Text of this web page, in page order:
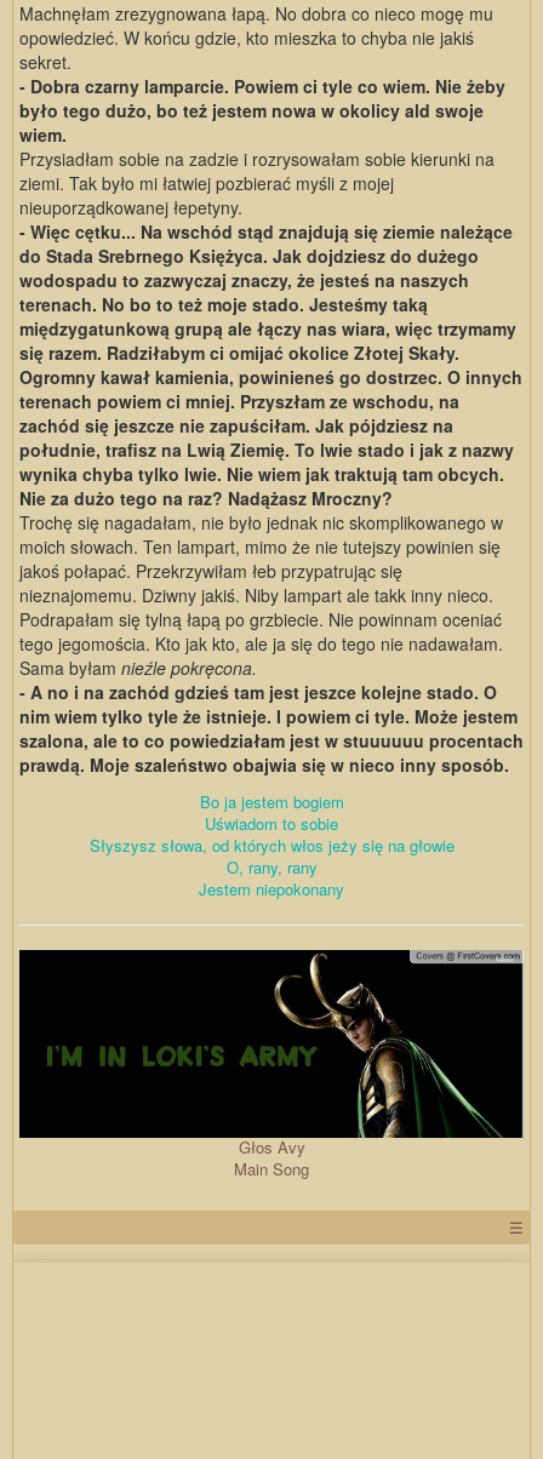
Machnęłam zrezygnowana łapą. No dobra co nieco mogę mu
opowiedzieć. W końcu gdzie, kto mieszka to chyba nie jakiś
sekret.
- Dobra czarny lamparcie. Powiem ci tyle co wiem. Nie żeby
było tego dużo, bo też jestem nowa w okolicy ald swoje
wiem.
Przysiadłam sobie na zadzie i rozrysowałam sobie kierunki na
ziemi. Tak było mi łatwiej pozbierać myśli z mojej
nieuporządkowanej łepetyny.
- Więc cętku... Na wschód stąd znajdują się ziemie należące
do Stada Srebrnego Księżyca. Jak dojdziesz do dużego
wodospadu to zazwyczaj znaczy, że jesteś na naszych
terenach. No bo to też moje stado. Jesteśmy taką
międzygatunkową grupą ale łączy nas wiara, więc trzymamy
się razem. Radziłabym ci omijać okolice Złotej Skały.
Ogromny kawał kamienia, powinieneś go dostrzec. O innych
terenach powiem ci mniej. Przyszłam ze wschodu, na
zachód się jeszcze nie zapuściłam. Jak pójdziesz na
południe, trafisz na Lwią Ziemię. To lwie stado i jak z nazwy
wynika chyba tylko lwie. Nie wiem jak traktują tam obcych.
Nie za dużo tego na raz? Nadążasz Mroczny?
Trochę się nagadałam, nie było jednak nic skomplikowanego w
moich słowach. Ten lampart, mimo że nie tutejszy powinien się
jakoś połapać. Przekrzywiłam łeb przypatrując się
nieznajomemu. Dziwny jakiś. Niby lampart ale takk inny nieco.
Podrapałam się tylną łapą po grzbiecie. Nie powinnam oceniać
tego jegomościa. Kto jak kto, ale ja się do tego nie nadawałam.
Sama byłam nieźle pokręcona.
- A no i na zachód gdzieś tam jest jeszce kolejne stado. O
nim wiem tylko tyle że istnieje. I powiem ci tyle. Może jestem
szalona, ale to co powiedziałam jest w stuuuuuu procentach
prawdą. Moje szaleństwo obajwia się w nieco inny sposób.
Bo ja jestem bogiem
Uświadom to sobie
Słyszysz słowa, od których włos jeży się na głowie
O, rany, rany
Jestem niepokonany
Głos Avy
Main Song
☰